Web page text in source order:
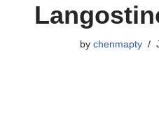
by chenmapty